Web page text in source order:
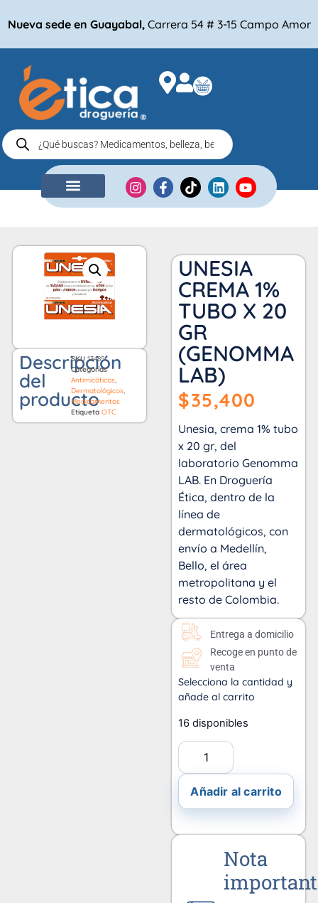
Nueva sede en Guayabal, Carrera 54 # 3-15 Campo Amor
Descripción
del
producto
SKU 13485
Categorías
Antimicóticos,
Dermatológicos,
Medicamentos
Etiqueta OTC
UNESIA
CREMA 1%
TUBO X 20
GR
(GENOMMA
LAB)
$35,400
Unesia, crema 1% tubo
x 20 gr, del
laboratorio Genomma
LAB. En Droguería
Ética, dentro de la
línea de
dermatológicos, con
envío a Medellín,
Bello, el área
metropolitana y el
resto de Colombia.
Entrega a domicilio
Recoge en punto de
venta
Selecciona la cantidad y
añade al carrito
16 disponibles
Añadir al carrito
Nota